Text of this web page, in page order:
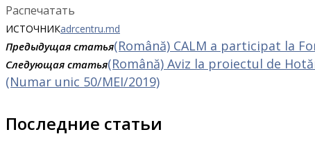
Распечатать
ИСТОЧНИКadrcentru.md
Предыдущая статья(Română) CALM a participat la
Следующая статья(Română) Aviz la proiectul de
(Numar unic 50/MEI/2019)
Последние статьи